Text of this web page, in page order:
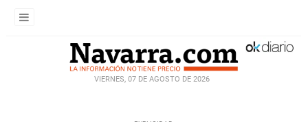
VIERNES, 07 DE AGOSTO DE 2026